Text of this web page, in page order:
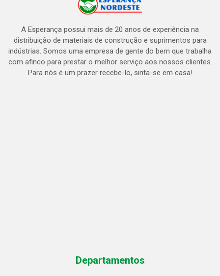
A Esperança possui mais de 20 anos de experiência na
distribuição de materiais de construção e suprimentos para
indústrias. Somos uma empresa de gente do bem que trabalha
com afinco para prestar o melhor serviço aos nossos clientes.
Para nós é um prazer recebe-lo, sinta-se em casa!
Departamentos